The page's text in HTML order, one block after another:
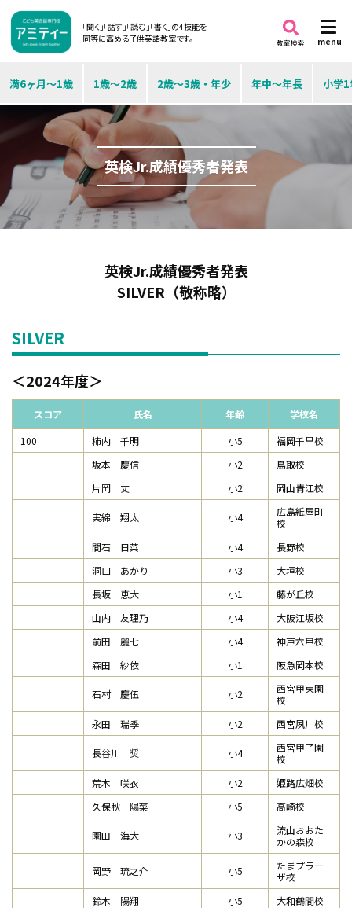
「聞く」「話す」「読む」「書く」の4技能を
同等に高める子供英語教室です。
menu
教室検索
満6ヶ月～1歳 1歳～2歳 2歳～3歳・年少 年中～年長 小学
英検Jr.成績優秀者発表
英検Jr.成績優秀者発表
SILVER（敬称略）
SILVER
2024年度
スコア 氏名 年齢
学校名
100
柿内 千明 小5
福岡千早校
坂本 慶信
小2
鳥取校
片岡 丈
小2 岡山青江校
実綿 翔太 小4
広島紙屋町
校
間石 日菜
小4
長野校
洞口 あかり
小3
大垣校
長坂 恵大
小1
藤が丘校
山内 友理乃
小4
大阪江坂校
前田 麗七
小4
神戸六甲校
森田 紗依
小1 阪急岡本校
石村 慶伍 小2
西宮甲東園
校
永田 瑞季
小2 西宮夙川校
長谷川 奨 小4
西宮甲子園
校
荒木 咲衣
小2
姫路広畑校
久保秋 陽菜
小5 高崎校
園田 海大 小3
流山おおた
かの森校
岡野 琉之介 小5
たまプラー
ザ校
鈴木 陽翔
小5
大和鶴間校